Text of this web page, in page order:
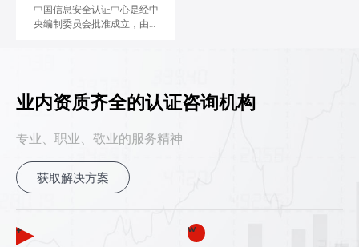
中国信息安全认证中心是经中
央编制委员会批准成立，由国
法律法规，负责实施信息安全
认证的专门机构。中国信息安
属事业单位。 依据国家信息安
可条例》及实施规则，在指定
的业务范围内，对信息安全产
品实施认证，并开展信息安全
有关的管理体系认证和人员培
业内资质齐全的认证咨询机构
专业、职业、敬业的服务精神
获取解决方案
+ W